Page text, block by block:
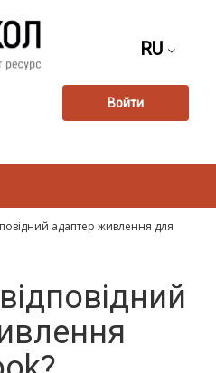
RU
Войти
адаптер живлення для